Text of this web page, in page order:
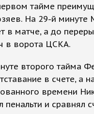
тайме
На 29-й минуте
в матче, а до
в ворота ЦСКА.
второго тайма
в счете, а
времени
пенальти и сравнял